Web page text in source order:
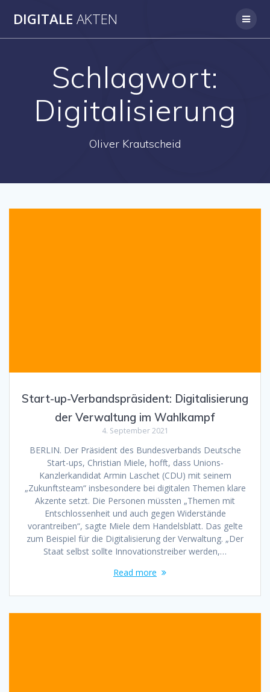
DIGITALE AKTEN
Schlagwort:
Digitalisierung
Oliver Krautscheid
Start-up-Verbandspräsident: Digitalisierung
der Verwaltung im Wahlkampf
4. September 2021
BERLIN. Der Präsident des Bundesverbands Deutsche
Start-ups, Christian Miele, hofft, dass Unions-
Kanzlerkandidat Armin Laschet (CDU) mit seinem
„Zukunftsteam“ insbesondere bei digitalen Themen klare
Akzente setzt. Die Personen müssten „Themen mit
Entschlossenheit und auch gegen Widerstände
vorantreiben“, sagte Miele dem Handelsblatt. Das gelte
zum Beispiel für die Digitalisierung der Verwaltung. „Der
Staat selbst sollte Innovationstreiber werden,…
Read more